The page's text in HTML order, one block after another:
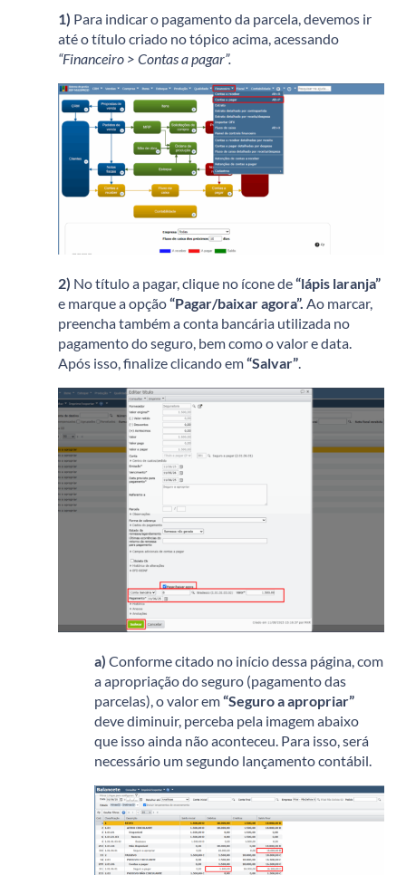
1) Para indicar o pagamento da parcela, devemos ir
até o título criado no tópico acima, acessando
“Financeiro > Contas a pagar”.
2) No título a pagar, clique no ícone de“lápis laranja”
e marque a opção“Pagar/baixar agora”. Ao marcar,
preencha também a conta bancária utilizada no
pagamento do seguro, bem como o valor e data.
Após isso, finalize clicando em“Salvar”.
a) Conforme citado no início dessa página, com
a apropriação do seguro (pagamento das
parcelas), o valor em“Seguro a apropriar”
deve diminuir, perceba pela imagem abaixo
que isso ainda não aconteceu. Para isso, será
necessário um segundo lançamento contábil.